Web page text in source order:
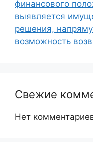
финансового
выявляется
решения,
возможность
Свежие
Нет